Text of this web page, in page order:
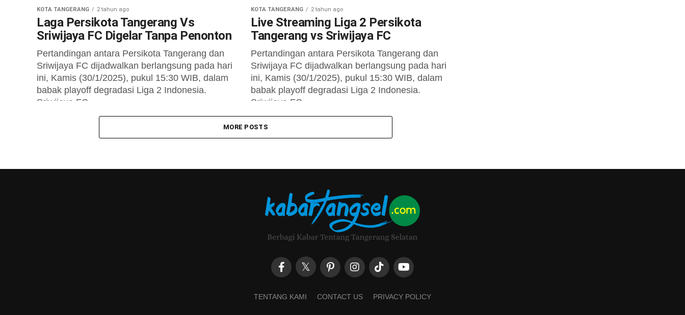
KOTA TANGERANG 2 tahun ago
Laga Persikota Tangerang Vs
Sriwijaya FC Digelar Tanpa Penonton
Pertandingan antara Persikota Tangerang dan
Sriwijaya FC dijadwalkan berlangsung pada hari
ini, Kamis (30/1/2025), pukul 15:30 WIB, dalam
babak playoff degradasi Liga 2 Indonesia.
Sriwijaya FC...
KOTA TANGERANG 2 tahun ago
Live Streaming Liga 2 Persikota
Tangerang vs Sriwijaya FC
Pertandingan antara Persikota Tangerang dan
Sriwijaya FC dijadwalkan berlangsung pada hari
ini, Kamis (30/1/2025), pukul 15:30 WIB, dalam
babak playoff degradasi Liga 2 Indonesia.
Sriwijaya FC...
MORE POSTS
TENTANG KAMI CONTACT US PRIVACY POLICY